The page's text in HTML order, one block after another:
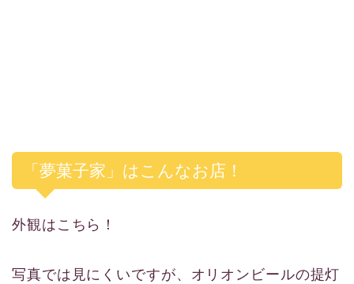
「夢菓子家」はこんなお店！
外観はこちら！
写真では見にくいですが、オリオンビールの提灯